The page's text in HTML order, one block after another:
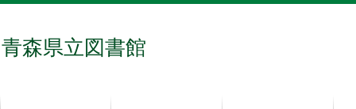
青森県立図書館